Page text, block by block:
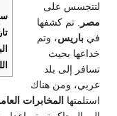
لتتجسس على
مصر . تم كشفها
في باريس، وتم
خداعها بحيث
تسافر إلى بلد
عربي، ومن هناك
استلمتها المخابرات